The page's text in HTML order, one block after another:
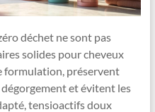
déchet ne sont pas
solides pour cheveux
formulation, préservent
et évitent les
tensioactifs doux